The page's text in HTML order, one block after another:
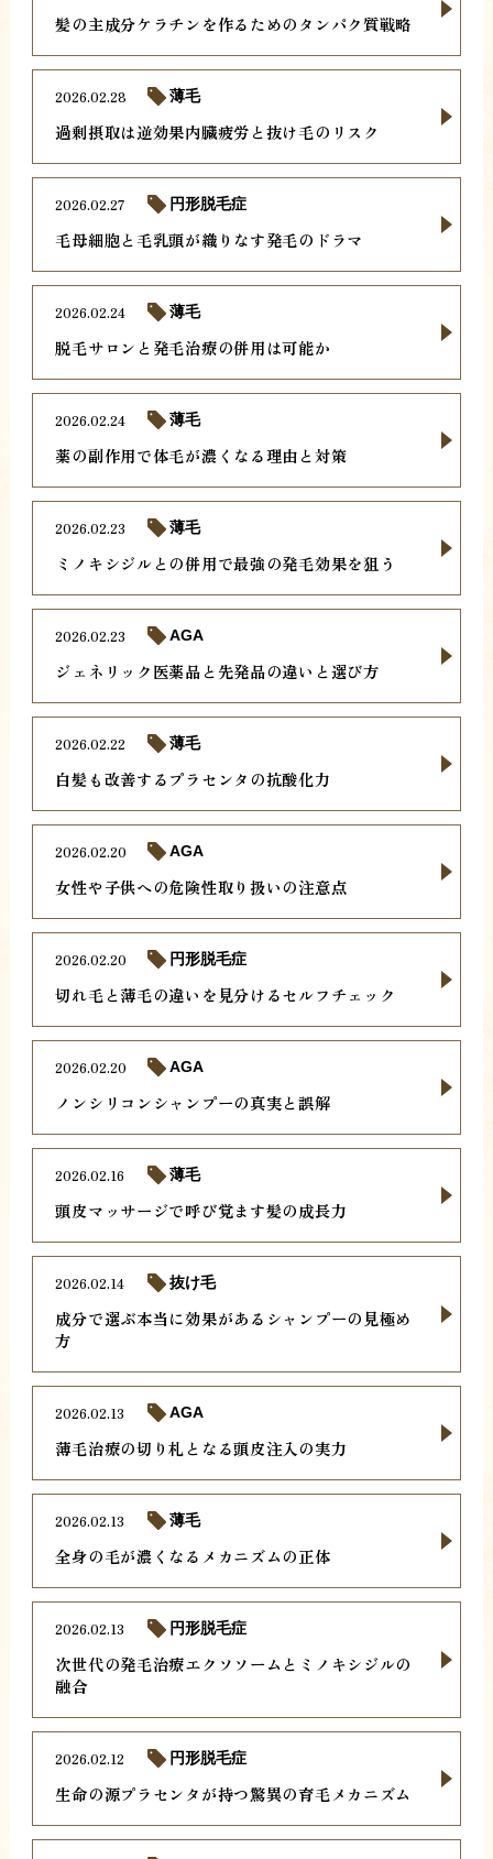
髪の主成分ケラチンを作るためのタンパク質戦略
過剰摂取は逆効果内臓疲労と抜け毛のリスク
2026.02.28 薄毛
毛母細胞と毛乳頭が織りなす発毛のドラマ
2026.02.27 円形脱毛症
脱毛サロンと発毛治療の併用は可能か
2026.02.24 薄毛
薬の副作用で体毛が濃くなる理由と対策
2026.02.24 薄毛
ミノキシジルとの併用で最強の発毛効果を狙う
2026.02.23 薄毛
ジェネリック医薬品と先発品の違いと選び方
2026.02.23 AGA
白髪も改善するプラセンタの抗酸化力
2026.02.22 薄毛
女性や子供への危険性取り扱いの注意点
2026.02.20 AGA
切れ毛と薄毛の違いを見分けるセルフチェック
2026.02.20 円形脱毛症
ノンシリコンシャンプーの真実と誤解
2026.02.20 AGA
頭皮マッサージで呼び覚ます髪の成長力
2026.02.16 薄毛
成分で選ぶ本当に効果があるシャンプーの見極め
方
2026.02.14 抜け毛
薄毛治療の切り札となる頭皮注入の実力
2026.02.13 AGA
全身の毛が濃くなるメカニズムの正体
2026.02.13 薄毛
次世代の発毛治療エクソソームとミノキシジルの
融合
2026.02.13 円形脱毛症
生命の源プラセンタが持つ驚異の育毛メカニズム
2026.02.12 円形脱毛症